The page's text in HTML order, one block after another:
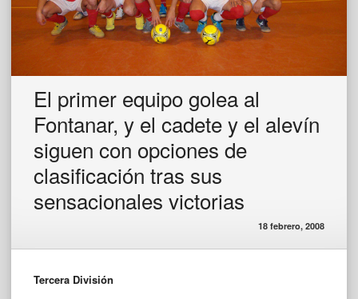
El primer equipo golea al
Fontanar, y el cadete y el alevín
siguen con opciones de
clasificación tras sus
sensacionales victorias
18 febrero, 2008
Tercera División